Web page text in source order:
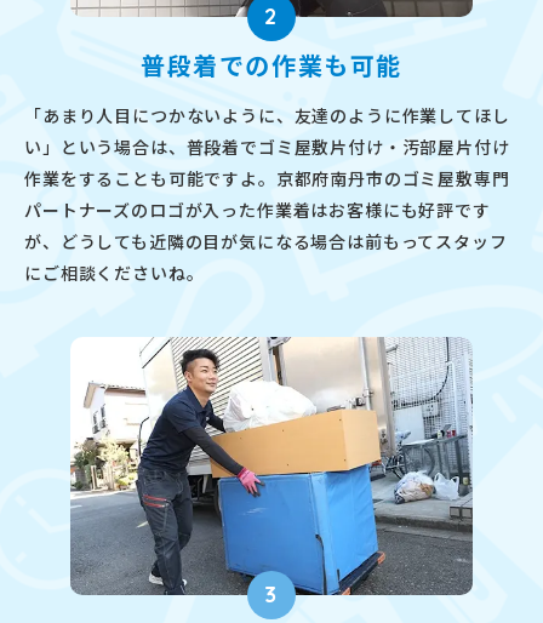
2
普段着での作業も可能
「あまり人目につかないように、友達のように作業してほし
い」という場合は、普段着でゴミ屋敷片付け・汚部屋片付け
作業をすることも可能ですよ。京都府南丹市のゴミ屋敷専門
パートナーズのロゴが入った作業着はお客様にも好評です
が、どうしても近隣の目が気になる場合は前もってスタッフ
にご相談くださいね。
3